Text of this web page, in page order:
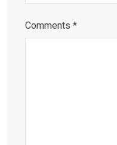
Comments *